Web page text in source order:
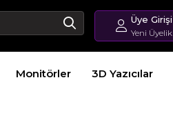
Üye Girişi
Yeni Üyelik
Üye Ol
Monitörler 3D Yazıcılar